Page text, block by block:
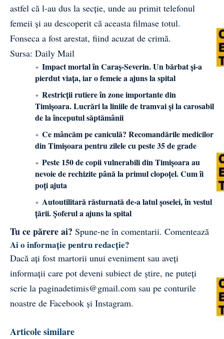
astfel că l-au dus la secție, unde au primit telefonul
femeii și au descoperit că aceasta filmase totul.
Fonseca a fost arestat, fiind acuzat de crimă.
Sursa: Daily Mail
Impact mortal în Caraș-Severin. Un bărbat și-a
pierdut viața, iar o femeie a ajuns la spital
Restricții rutiere în zone importante din
Timișoara. Lucrări la liniile de tramvai și la carosabil
de la începutul săptămânii
Ce mâncăm pe caniculă? Recomandările medicilor
din Timișoara pentru zilele cu peste 35 de grade
Peste 150 de copii vulnerabili din Timișoara au
nevoie de rechizite până la primul clopoțel. Cum îi
poți ajuta
Autoutilitară răsturnată de-a latul șoselei, în vestul
țării. Șoferul a ajuns la spital
Tu ce părere ai? Spune-ne în comentarii. Comentează
Ai o informație pentru redacție?
Dacă ați fost martorii unui eveniment sau aveți
informații care pot deveni subiect de știre, ne puteți
scrie la paginadetimis@gmail.com sau pe conturile
noastre de Facebook și Instagram.
Articole similare